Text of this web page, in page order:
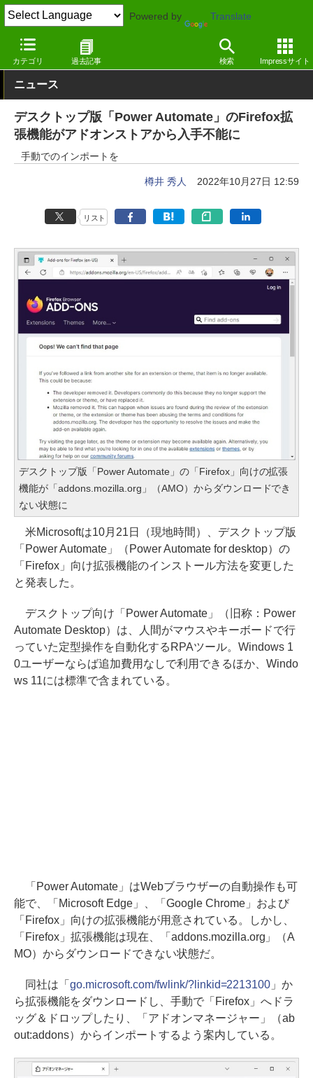
Powered by Translate
カテゴリ 過去記事 検索 Impressサイト
窓の杜 オフィス・ドキュメント Windows
ニュース
デスクトップ版「Power Automate」のFirefox拡
張機能がアドオンストアから入手不能に
手動でのインポートを
樽井 秀人 2022年10月27日 12:59
リスト
デスクトップ版「Power Automate」の「Firefox」向けの拡張
機能が「addons.mozilla.org」（AMO）からダウンロードでき
ない状態に
米Microsoftは10月21日（現地時間）、デスクトップ版
「Power Automate」（Power Automate for desktop）の
「Firefox」向け拡張機能のインストール方法を変更した
と発表した。
デスクトップ向け「Power Automate」（旧称：Power
Automate Desktop）は、人間がマウスやキーボードで行
っていた定型操作を自動化するRPAツール。Windows 1
0ユーザーならば追加費用なしで利用できるほか、Windo
ws 11には標準で含まれている。
「Power Automate」はWebブラウザーの自動操作も可
能で、「Microsoft Edge」、「Google Chrome」および
「Firefox」向けの拡張機能が用意されている。しかし、
「Firefox」拡張機能は現在、「addons.mozilla.org」（A
MO）からダウンロードできない状態だ。
同社は「 go.microsoft.com/fwlink/?linkid=2213100 」か
ら拡張機能をダウンロードし、手動で「Firefox」へドラ
ッグ＆ドロップしたり、「アドオンマネージャー」（ab
out:addons）からインポートするよう案内している。